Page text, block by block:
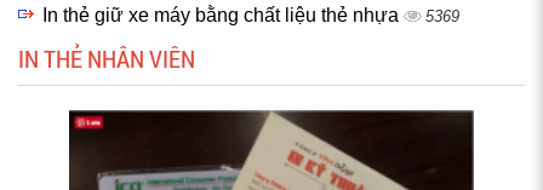
In thẻ giữ xe máy bằng chất liệu thẻ nhựa 5369
IN THẺ NHÂN VIÊN